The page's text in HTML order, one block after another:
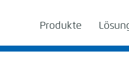
Produkte